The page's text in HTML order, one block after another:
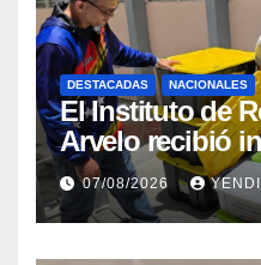
DESTACADAS NACIONALES
El Instituto de
Arvelo recibió
herramientas
personas con
07/08/2026